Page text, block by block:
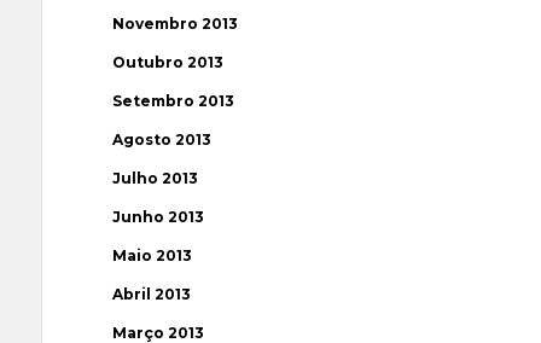
Novembro 2013
Outubro 2013
Setembro 2013
Agosto 2013
Julho 2013
Junho 2013
Maio 2013
Abril 2013
Março 2013